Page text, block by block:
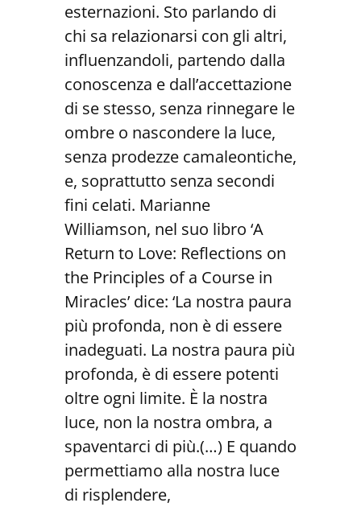
esternazioni. Sto parlando di
chi sa relazionarsi con gli altri,
influenzandoli, partendo dalla
conoscenza e dall’accettazione
di se stesso, senza rinnegare le
ombre o nascondere la luce,
senza prodezze camaleontiche,
e, soprattutto senza secondi
fini celati. Marianne
Williamson, nel suo libro ‘A
Return to Love: Reflections on
the Principles of a Course in
Miracles’ dice: ‘La nostra paura
più profonda, non è di essere
inadeguati. La nostra paura più
profonda, è di essere potenti
oltre ogni limite. È la nostra
luce, non la nostra ombra, a
spaventarci di più.(…) E quando
permettiamo alla nostra luce
di risplendere,